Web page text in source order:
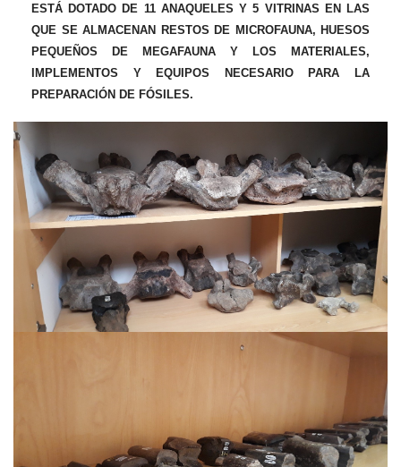
ESTÁ DOTADO DE 11 ANAQUELES Y 5 VITRINAS EN LAS
QUE SE ALMACENAN RESTOS DE MICROFAUNA, HUESOS
PEQUEÑOS DE MEGAFAUNA Y LOS MATERIALES,
IMPLEMENTOS Y EQUIPOS NECESARIO PARA LA
PREPARACIÓN DE FÓSILES.